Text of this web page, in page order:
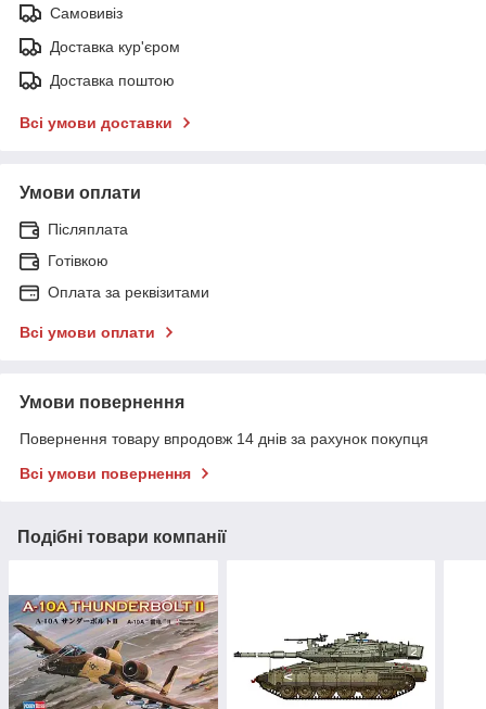
Самовивіз
Доставка кур'єром
Доставка поштою
Всі умови доставки
Умови оплати
Післяплата
Готівкою
Оплата за реквізитами
Всі умови оплати
Умови повернення
Повернення товару впродовж 14 днів за рахунок покупця
Всі умови повернення
Подібні товари компанії